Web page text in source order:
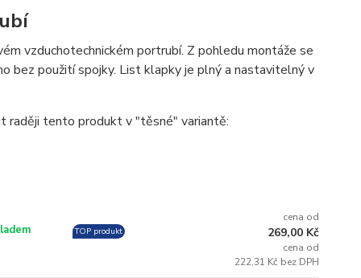
vzduchotechnickém portrubí. Z pohledu montáže se
bez použití spojky. List klapky je plný a nastavitelný v
raději tento produkt v "těsné" variantě:
TOP produkt
cena od
269,00 Kč
cena od
222,31 Kč bez DPH